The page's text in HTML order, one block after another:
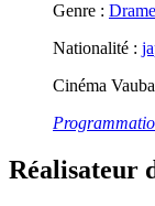
Genre : Drame
Nationalité :
Cinéma
Réalisateur